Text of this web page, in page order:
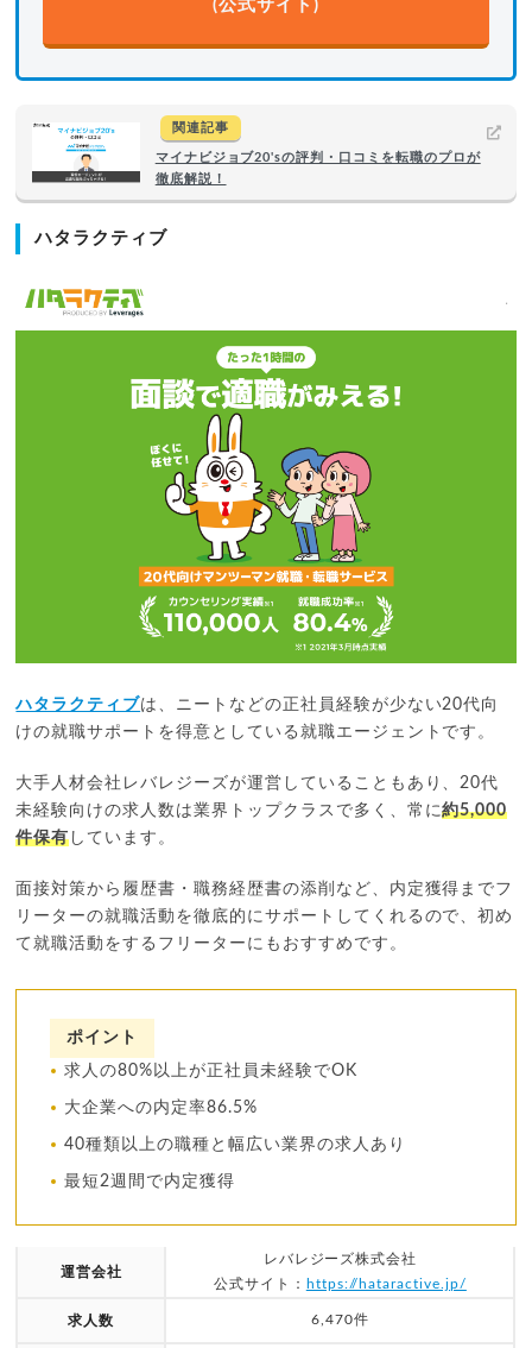
(公式サイト)
関連記事
マイナビジョブ20'sの評判・口コミを転職のプロが
徹底解説！
ハタラクティブ
ハタラクティブ は、ニートなどの正社員経験が少ない20代向
けの就職サポートを得意としている就職エージェントです。
大手人材会社レバレジーズが運営していることもあり、20代
未経験向けの求人数は業界トップクラスで多く、常に約5,000
件保有 しています。
面接対策から履歴書・職務経歴書の添削など、内定獲得までフ
リーターの就職活動を徹底的にサポートしてくれるので、初め
て就職活動をするフリーターにもおすすめです。
ポイント
求人の80%以上が正社員未経験でOK
大企業への内定率86.5%
40種類以上の職種と幅広い業界の求人あり
最短2週間で内定獲得
運営会社
レバレジーズ株式会社
公式サイト：
https://hataractive.jp/
求人数 6,470件